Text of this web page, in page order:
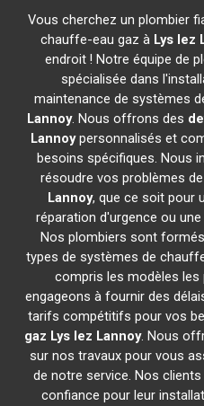
Vous cherchez un plombier
chauffe-eau gaz à Lys lez
endroit ! Notre équipe de
spécialisée dans
maintenance de systèmes
Lannoy. Nous offrons des
Lannoypersonnalisés et
besoins spécifiques. Nous
résoudre vos problèmes
Lannoy, que ce soit pour
réparation d'urgence ou
Nos plombiers sont
types de systèmes de
compris les modèles
engageons à fournir des
tarifs compétitifs pour vos
gaz Lys lez Lannoy. Nous
sur nos travaux pour vous
de notre service. Nos clients
confiance pour leur